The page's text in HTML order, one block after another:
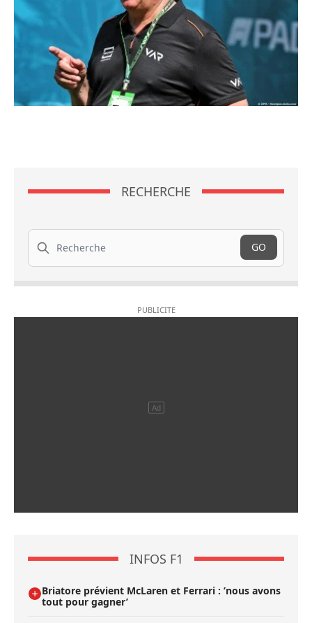
RECHERCHE
Recherche
GO
INFOS F1
Briatore prévient McLaren et Ferrari : ’nous avons
tout pour gagner’